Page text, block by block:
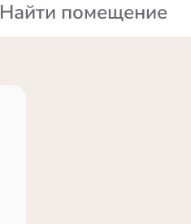
Найти помещение